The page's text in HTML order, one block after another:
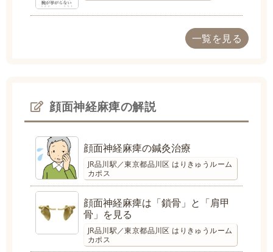
一覧を見る
顔面神経麻痺の解説
顔面神経麻痺の鍼灸治療
JR品川駅／東京都品川区 はりきゅうルーム
カポス
顔面神経麻痺は「鎖骨」と「肩甲
骨」を見る
JR品川駅／東京都品川区 はりきゅうルーム
カポス